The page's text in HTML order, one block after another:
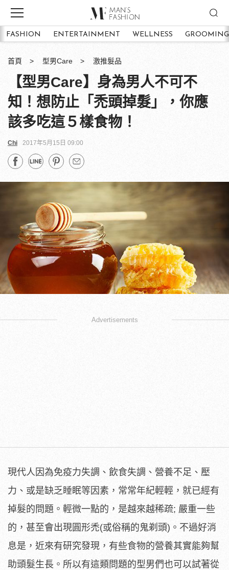
FASHION ENTERTAINMENT WELLNESS GROOMING
首頁 型男Care 激推髮品
【型男Care】身為男人不可不
知！想防止「禿頭掉髮」，你應
該多吃這５樣食物！
Chi 2017年5月15日 09:00
Advertisements
現代人因為免疫力失調、飲食失調、營養不足、壓
力、或是缺乏睡眠等因素，常常年紀輕輕，就已經有
掉髮的問題。輕微一點的，是越來越稀疏; 嚴重一些
的，甚至會出現圓形禿(或俗稱的鬼剃頭)。不過好消
息是，近來有研究發現，有些食物的營養其實能夠幫
助頭髮生長。所以有這類問題的型男們也可以試著從